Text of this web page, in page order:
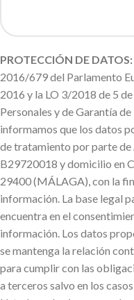
PROTECCIÓN DE DATOS:
2016/679 del Parlamento
2016 y la LO 3/2018 de 5
Personales y de Garantía
informamos que los datos
de tratamiento por parte de
B29720018 y domicilio en
29400 (MÁLAGA), con la
información. La base legal
encuentra en el
información. Los datos
se mantenga la relación
para cumplir con las
a terceros salvo en los